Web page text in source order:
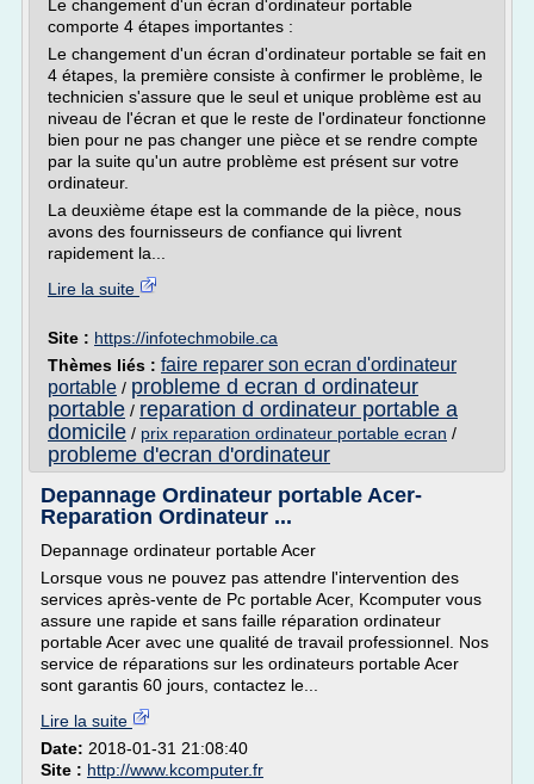
Le changement d'un écran d'ordinateur portable
comporte 4 étapes importantes :
Le changement d'un écran d'ordinateur portable se fait en
4 étapes, la première consiste à confirmer le problème, le
technicien s'assure que le seul et unique problème est au
niveau de l'écran et que le reste de l'ordinateur fonctionne
bien pour ne pas changer une pièce et se rendre compte
par la suite qu'un autre problème est présent sur votre
ordinateur.
La deuxième étape est la commande de la pièce, nous
avons des fournisseurs de confiance qui livrent
rapidement la...
Lire la suite
Site : https://infotechmobile.ca
Thèmes liés : faire reparer son ecran d'ordinateur
portable / probleme d ecran d ordinateur
portable / reparation d ordinateur portable a
domicile / prix reparation ordinateur portable ecran /
probleme d'ecran d'ordinateur
Depannage Ordinateur portable Acer-
Reparation Ordinateur ...
Depannage ordinateur portable Acer
Lorsque vous ne pouvez pas attendre l'intervention des
services après-vente de Pc portable Acer, Kcomputer vous
assure une rapide et sans faille réparation ordinateur
portable Acer avec une qualité de travail professionnel. Nos
service de réparations sur les ordinateurs portable Acer
sont garantis 60 jours, contactez le...
Lire la suite
Date: 2018-01-31 21:08:40
Site : http://www.kcomputer.fr